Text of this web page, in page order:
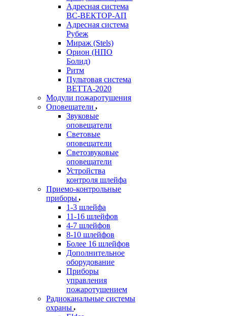
Адресная система
ВС-ВЕКТОР-АП
Адресная система
Рубеж
Мираж (Stels)
Орион (НПО
Болид)
Ритм
Пультовая система
ВЕТТА-2020
Модули пожаротушения
Оповещатели
Звуковые
оповещатели
Световые
оповещатели
Светозвуковые
оповещатели
Устройства
контроля шлейфа
Приемо-контрольные
приборы
1-3 шлейфа
11-16 шлейфов
4-7 шлейфов
8-10 шлейфов
Более 16 шлейфов
Дополнительное
оборудование
Приборы
управления
пожаротушением
Радиоканальные системы
охраны